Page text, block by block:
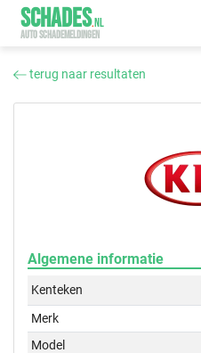
SCHADES.NL
AUTO SCHADEMELDINGEN
terug naar resultaten
Algemene informatie
Kenteken
Merk
Model